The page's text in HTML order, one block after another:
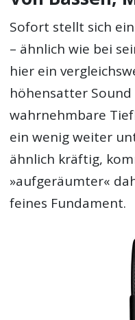
Sofort stellt sich
– ähnlich wie bei
hier ein
höhensatter
wahrnehmbare
ein wenig weiter
ähnlich kräftig,
»aufgeräumter«
feines Fundament.